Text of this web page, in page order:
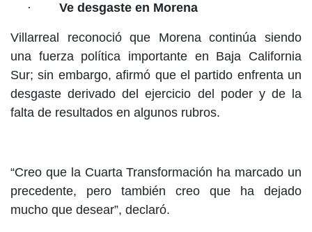
· Ve desgaste en Morena
Villarreal reconoció que Morena continúa siendo
una fuerza política importante en Baja California
Sur; sin embargo, afirmó que el partido enfrenta un
desgaste derivado del ejercicio del poder y de la
falta de resultados en algunos rubros.
“Creo que la Cuarta Transformación ha marcado un
precedente, pero también creo que ha dejado
mucho que desear”, declaró.